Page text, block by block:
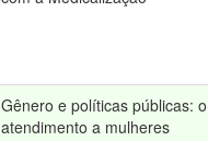
Gênero e políticas públicas: o
atendimento a mulheres